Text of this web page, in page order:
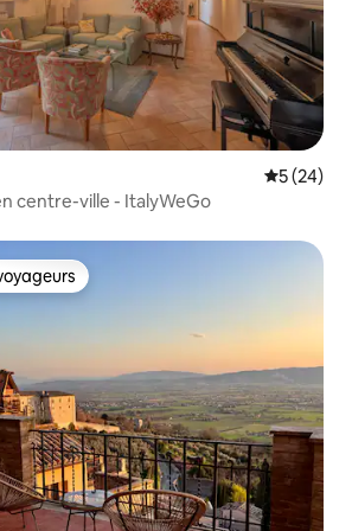
Note
5 (24)
centre-ville - ItalyWeGo
parmi les plus aimés